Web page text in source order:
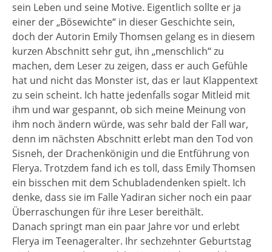
sein Leben und seine Motive. Eigentlich sollte er ja
einer der „Bösewichte“ in dieser Geschichte sein,
doch der Autorin Emily Thomsen gelang es in diesem
kurzen Abschnitt sehr gut, ihn „menschlich“ zu
machen, dem Leser zu zeigen, dass er auch Gefühle
hat und nicht das Monster ist, das er laut Klappentext
zu sein scheint. Ich hatte jedenfalls sogar Mitleid mit
ihm und war gespannt, ob sich meine Meinung von
ihm noch ändern würde, was sehr bald der Fall war,
denn im nächsten Abschnitt erlebt man den Tod von
Sisneh, der Drachenkönigin und die Entführung von
Flerya. Trotzdem fand ich es toll, dass Emily Thomsen
ein bisschen mit dem Schubladendenken spielt. Ich
denke, dass sie im Falle Yadiran sicher noch ein paar
Überraschungen für ihre Leser bereithält.
Danach springt man ein paar Jahre vor und erlebt
Flerya im Teenageralter. Ihr sechzehnter Geburtstag